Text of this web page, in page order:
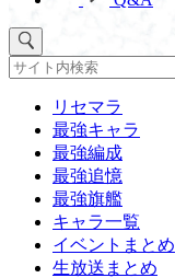
リセマラ
最強キャラ
最強編成
最強追憶
最強旗艦
キャラ一覧
イベントまとめ
生放送まとめ